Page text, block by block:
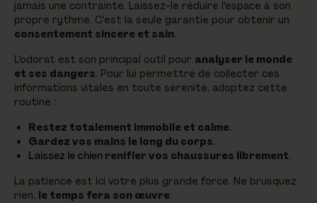
jamais une contrainte. Laissez-le réduire l'espace à son
propre rythme. C'est la seule garantie pour obtenir un
consentement sincère et sain.
L'odorat est son principal outil pour analyser le monde
et ses dangers. Pour lui permettre de collecter ces
informations vitales en toute sérénité, adoptez cette
routine :
Restez totalement immobile et calme.
Gardez vos mains le long du corps.
Laissez le chien renifler vos chaussures librement.
La patience est ici votre plus grande force. Ne brusquez
rien, le temps fera son œuvre.